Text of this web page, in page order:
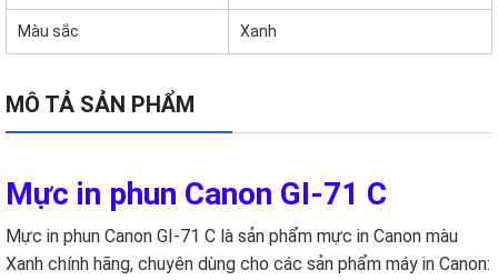
Màu sắc Xanh
MÔ TẢ SẢN PHẨM
Mực in phun Canon GI-71 C
Mực in phun Canon GI-71 C là sản phẩm mực in Canon màu
Xanh chính hãng, chuyên dùng cho các sản phẩm máy in Canon: